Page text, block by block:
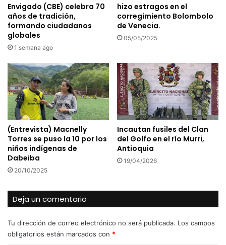
Envigado (CBE) celebra 70
años de tradición,
formando ciudadanos
globales
1 semana ago
hizo estragos en el
corregimiento Bolombolo
de Venecia.
05/05/2025
(Entrevista) Macnelly
Torres se puso la 10 por los
niños indígenas de
Dabeiba
20/10/2025
Incautan fusiles del Clan
del Golfo en el río Murri,
Antioquia
19/04/2026
Deja un comentario
Tu dirección de correo electrónico no será publicada. Los campos
obligatorios están marcados con *